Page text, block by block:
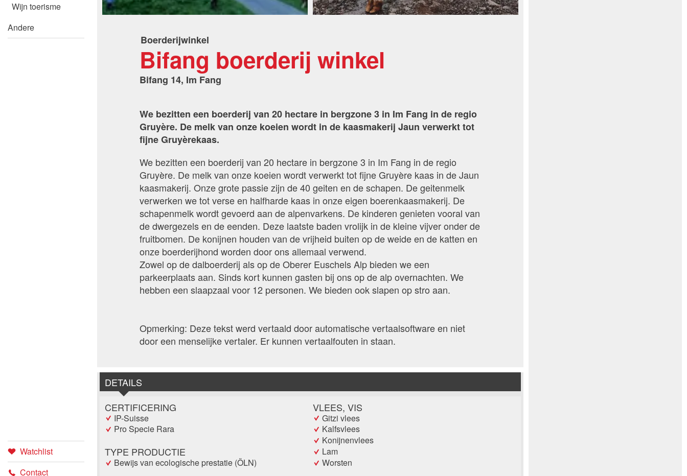
Wijn toerisme
Andere
Watchlist
Contact
Boerderijwinkel
Bifang boerderij winkel
Bifang 14, Im Fang
We bezitten een boerderij van 20 hectare in bergzone 3 in Im Fang in de regio
Gruyère. De melk van onze koeien wordt in de kaasmakerij Jaun verwerkt tot
fijne Gruyèrekaas.
We bezitten een boerderij van 20 hectare in bergzone 3 in Im Fang in de regio
Gruyère. De melk van onze koeien wordt verwerkt tot fijne Gruyère kaas in de Jaun
kaasmakerij. Onze grote passie zijn de 40 geiten en de schapen. De geitenmelk
verwerken we tot verse en halfharde kaas in onze eigen boerenkaasmakerij. De
schapenmelk wordt gevoerd aan de alpenvarkens. De kinderen genieten vooral van
de dwergezels en de eenden. Deze laatste baden vrolijk in de kleine vijver onder de
fruitbomen. De konijnen houden van de vrijheid buiten op de weide en de katten en
onze boerderijhond worden door ons allemaal verwend.
Zowel op de dalboerderij als op de Oberer Euschels Alp bieden we een
parkeerplaats aan. Sinds kort kunnen gasten bij ons op de alp overnachten. We
hebben een slaapzaal voor 12 personen. We bieden ook slapen op stro aan.
Opmerking: Deze tekst werd vertaald door automatische vertaalsoftware en niet
door een menselijke vertaler. Er kunnen vertaalfouten in staan.
DETAILS
CERTIFICERING
IP-Suisse
Pro Specie Rara
TYPE PRODUCTIE
Bewijs van ecologische prestatie (ÖLN)
VLEES, VIS
Gitzi vlees
Kalfsvlees
Konijnenvlees
Lam
Worsten